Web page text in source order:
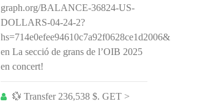
graph.org/BALANCE-36824-US-
DOLLARS-04-24-2?
hs=714e0efee94610c7a92f0628ce1d2006&
en La secció de grans de l’OIB 2025
en concert!
💱 Transfer 236,538 $. GET >